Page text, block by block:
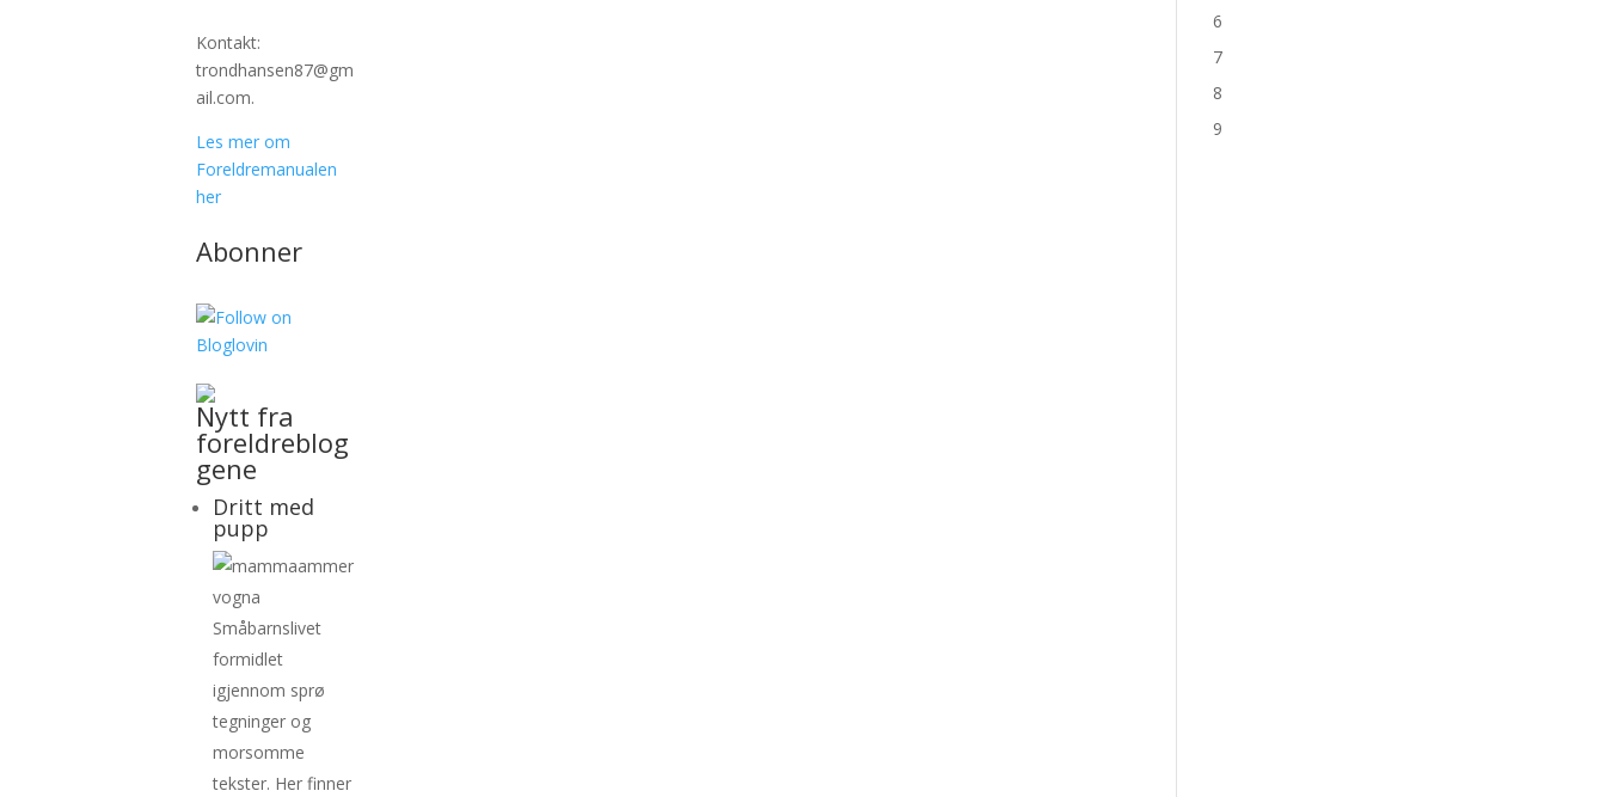
Kontakt:
trondhansen87@gm
ail.com.
Les mer om
Foreldremanualen
her
Abonner
Nytt fra
foreldreblog
gene
Dritt med
pupp
Småbarnslivet
formidlet
igjennom sprø
tegninger og
morsomme
tekster. Her finner
6
7
8
9